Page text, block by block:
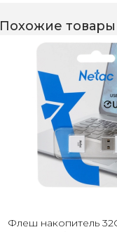
Похожие товары
Флеш накопитель